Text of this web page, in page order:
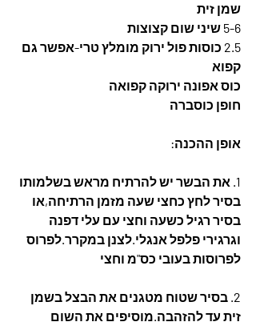
שמן זית
5-6 שיני שום קצוצות
2.5 כוסות פול ירוק מומלץ טרי-אפשר גם
קפוא
כוס אפונה ירוקה קפואה
חופן כוסברה
אופן ההכנה:
1. את הבשר יש להרתיח מראש בשלמותו
בסיר לחץ כחצי שעה מזמן הרתיחה,או
בסיר רגיל כשעה וחצי עם עלי דפנה
וגרגירי פלפל אנגלי.לצנן במקרר.לפרוס
לפרוסות בעובי כס"מ וחצי
2. בסיר שטוח מטגנים את הבצל בשמן
זית עד להזהבה.מוסיפים את השום